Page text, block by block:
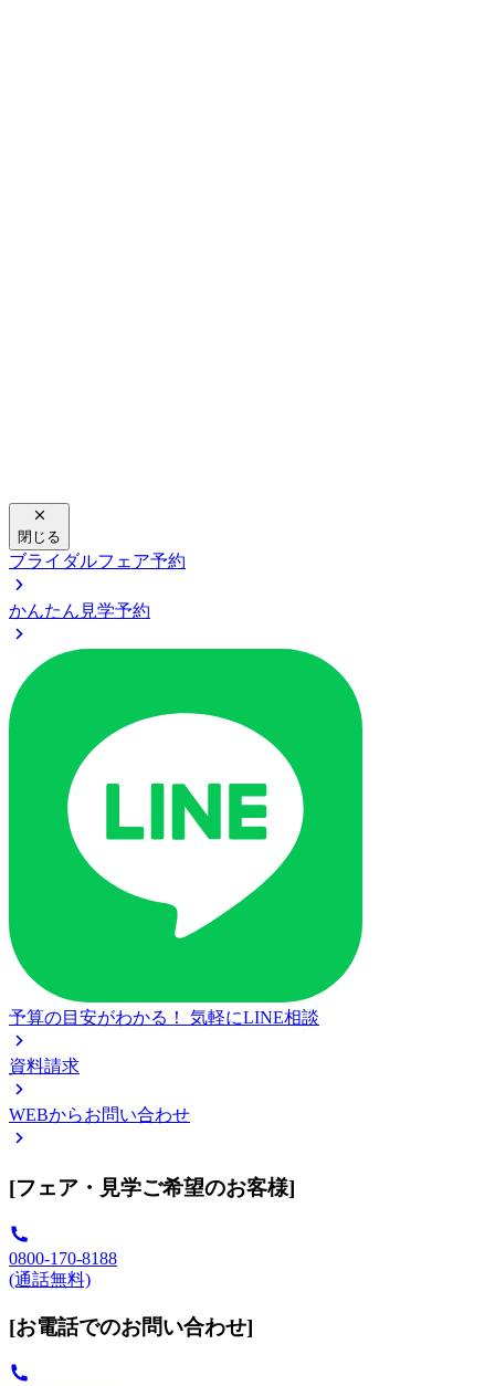
閉じる
ブライダルフェア予約
かんたん見学予約
予算の目安がわかる！ 気軽にLINE相談
資料請求
WEBからお問い合わせ
[フェア・見学ご希望のお客様]
0800-170-8188
(通話無料)
[お電話でのお問い合わせ]